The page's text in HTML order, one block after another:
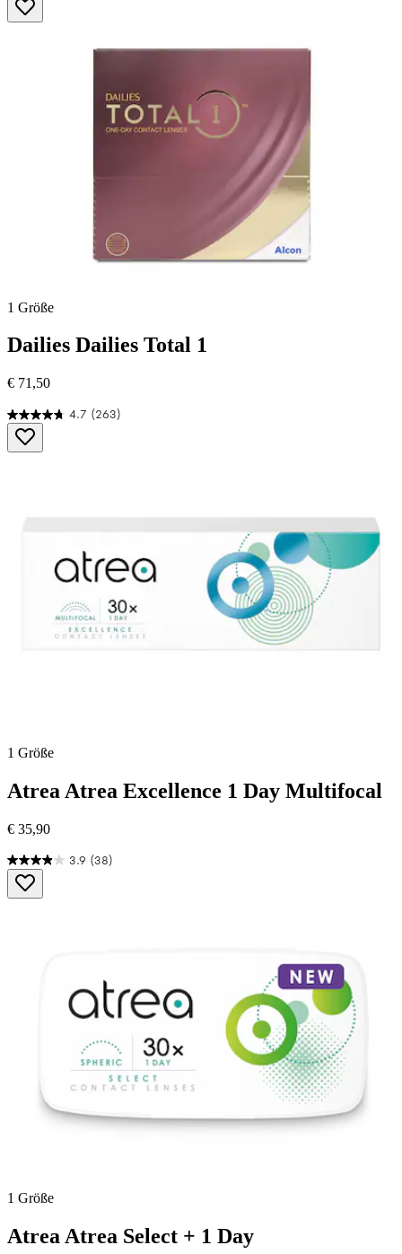
Sternen.
1 Größe
Dailies Dailies Total 1
€ 71,50
4.7 (263)
4.7
von
5
1 Größe
Atrea Atrea Excellence 1 Day Multifocal
€ 35,90
3.9 (38)
3.9
von
5
1 Größe
AtreaAtrea Select + 1 Day